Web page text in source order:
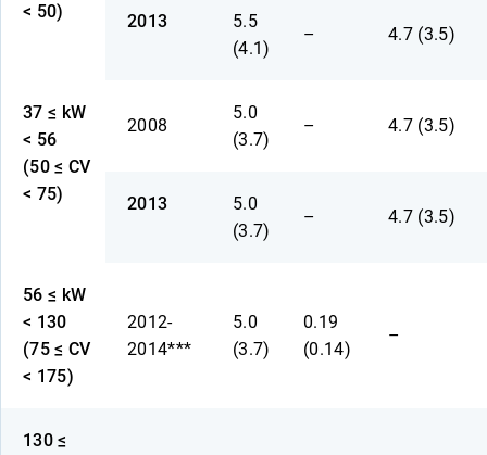
< 50)
2013
5.5
(4.1)
– 4.7 (3.5)
37 ≤ kW
< 56
(50 ≤ CV
< 75)
2008
5.0
(3.7)
– 4.7 (3.5)
2013
5.0
(3.7)
– 4.7 (3.5)
56 ≤ kW
< 130
(75 ≤ CV
< 175)
2012-
2014***
5.0
(3.7)
0.19
(0.14)
–
130 ≤